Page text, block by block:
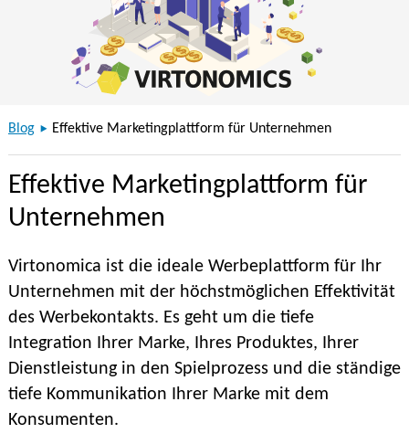
Blog Effektive Marketingplattform für Unternehmen
Effektive Marketingplattform für
Unternehmen
Virtonomica ist die ideale Werbeplattform für Ihr
Unternehmen mit der höchstmöglichen Effektivität
des Werbekontakts. Es geht um die tiefe
Integration Ihrer Marke, Ihres Produktes, Ihrer
Dienstleistung in den Spielprozess und die ständige
tiefe Kommunikation Ihrer Marke mit dem
Konsumenten.